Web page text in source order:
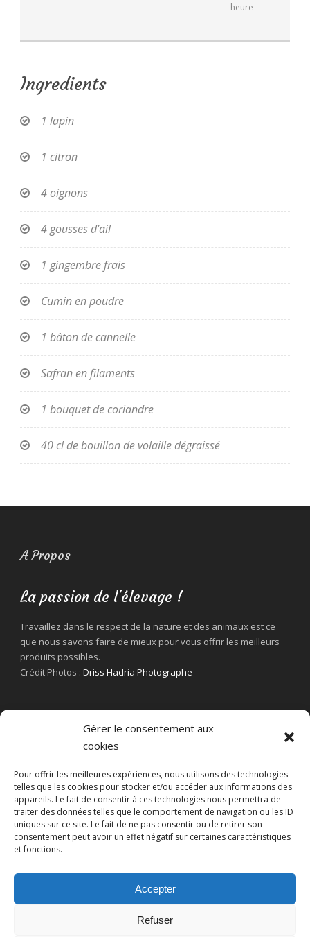
Gérer le consentement aux
cookies
Pour offrir les meilleures expériences, nous utilisons des technologies
telles que les cookies pour stocker et/ou accéder aux informations des
appareils. Le fait de consentir à ces technologies nous permettra de
traiter des données telles que le comportement de navigation ou les ID
uniques sur ce site. Le fait de ne pas consentir ou de retirer son
consentement peut avoir un effet négatif sur certaines caractéristiques
et fonctions.
Accepter
Refuser
heure
Ingredients
1 lapin
1 citron
4 oignons
4 gousses d’ail
1 gingembre frais
Cumin en poudre
1 bâton de cannelle
Safran en filaments
1 bouquet de coriandre
40 cl de bouillon de volaille dégraissé
A Propos
La passion de l'élevage !
Travaillez dans le respect de la nature et des animaux est ce
que nous savons faire de mieux pour vous offrir les meilleurs
produits possibles.
Crédit Photos : Driss Hadria Photographe